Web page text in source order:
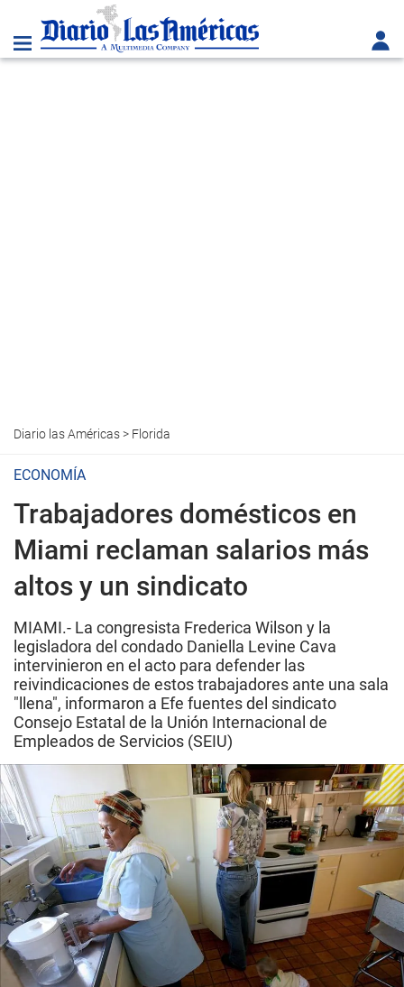
Diario las Américas> Florida
ECONOMÍA
Trabajadores domésticos en
Miami reclaman salarios más
altos y un sindicato
MIAMI.- La congresista Frederica Wilson y la
legisladora del condado Daniella Levine Cava
intervinieron en el acto para defender las
reivindicaciones de estos trabajadores ante una sala
"llena", informaron a Efe fuentes del sindicato
Consejo Estatal de la Unión Internacional de
Empleados de Servicios (SEIU)